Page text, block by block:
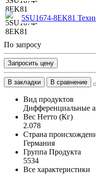
5SU1674-8EK81
По запросу
Запросить цену
В закладки В сравнение
Вид продуктов
Дифференциальные
Вес Нетто (Кг)
2.078
Страна
Германия
Группа Продукта
5534
Все характеристики